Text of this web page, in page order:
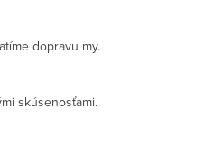
dopravu my.
skúsenosťami.